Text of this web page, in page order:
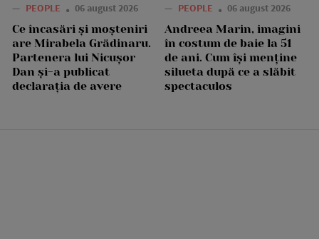
— PEOPLE 06 august 2026
Ce încasări și moșteniri
are Mirabela Grădinaru.
Partenera lui Nicușor
Dan și-a publicat
declarația de avere
— PEOPLE 06 august 2026
Andreea Marin, imagini
în costum de baie la 51
de ani. Cum își menține
silueta după ce a slăbit
spectaculos